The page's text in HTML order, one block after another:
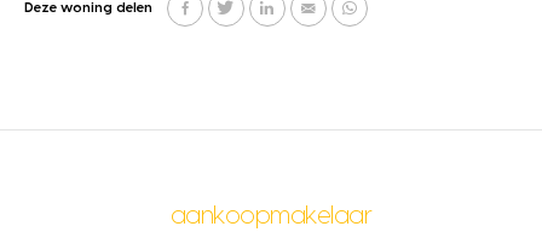
Deze woning delen
aankoopmakelaar